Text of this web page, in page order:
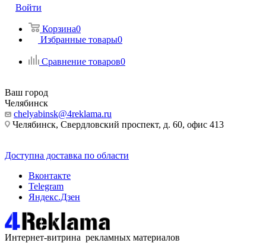
Войти
Корзина0
Избранные товары0
Сравнение товаров0
Ваш город
Челябинск
chelyabinsk@4reklama.ru
Челябинск, Свердловский проспект, д. 60, офис 413
Доступна доставка по области
Вконтакте
Telegram
Яндекс.Дзен
Интернет-витрина рекламных материалов